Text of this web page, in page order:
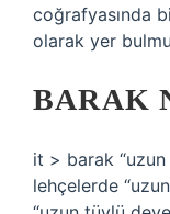
coğrafyasında
olarak yer
BARAK
it > barak
lehçelerde